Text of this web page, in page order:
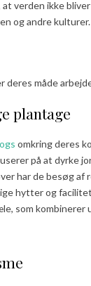
verden ikke
og andre kulturer.
deres måde
plantage
omkring deres
på at dyrke
har de besøg af
hytter og
som kombinerer